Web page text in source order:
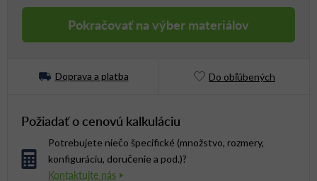
Pokračovať na výber materiálov
Doprava a platba Do obľúbených
Požiadať o cenovú kalkuláciu
Potrebujete niečo špecifické (množstvo, rozmery,
konfiguráciu, doručenie a pod.)?